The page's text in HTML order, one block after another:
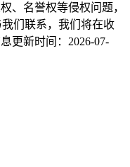
、名誉权等侵权问题，
我们联系，我们将在收
更新时间：2026-07-